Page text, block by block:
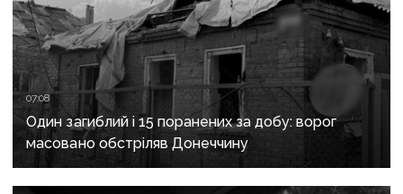
07:08
Один загиблий і 15 поранених за добу: ворог
масовано обстріляв Донеччину